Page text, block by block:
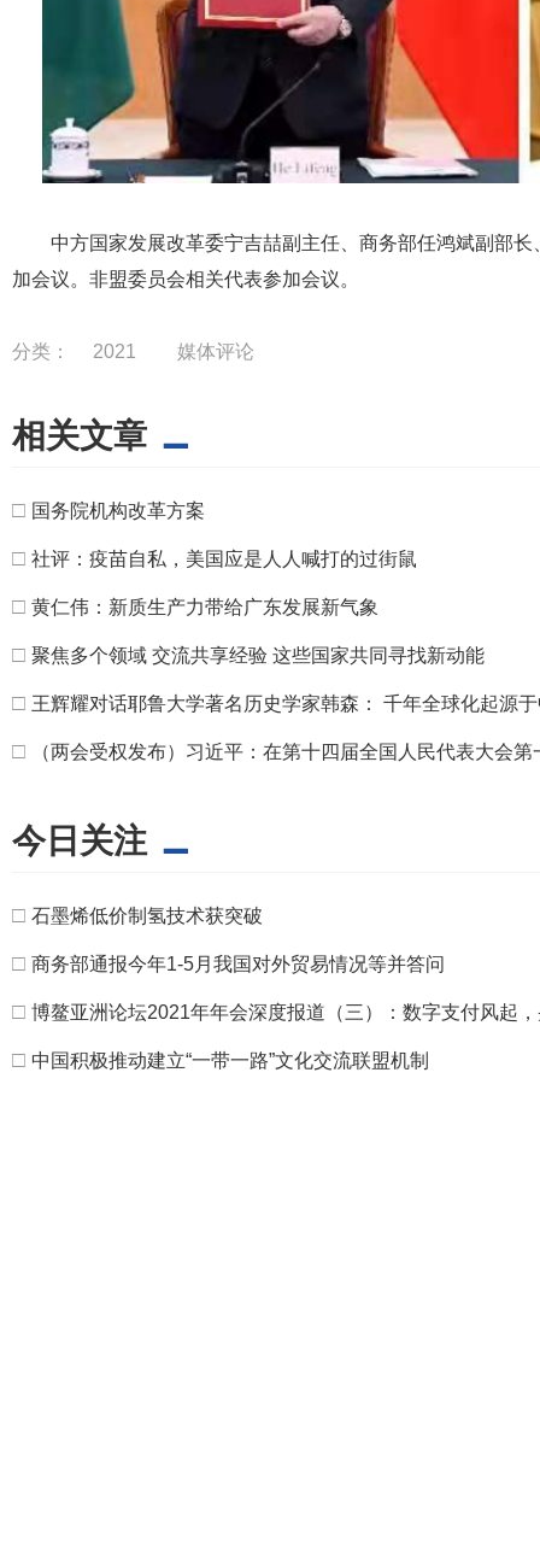
中方国家发展改革委宁吉喆副主任、商务部任鸿斌副部
加会议。非盟委员会相关代表参加会议。
分类： 2021 媒体评论
相关文章
□ 国务院机构改革方案
□ 社评：疫苗自私，美国应是人人喊打的过街鼠
□ 黄仁伟：新质生产力带给广东发展新气象
□ 聚焦多个领域 交流共享经验 这些国家共同寻找新动能
□ 王辉耀对话耶鲁大学著名历史学家韩森： 千年全球化起源
□ （两会受权发布）习近平：在第十四届全国人民代表大会
今日关注
□ 石墨烯低价制氢技术获突破
□ 商务部通报今年1-5月我国对外贸易情况等并答问
□ 博鳌亚洲论坛2021年年会深度报道（三）：数字支付风起
□ 中国积极推动建立“一带一路”文化交流联盟机制